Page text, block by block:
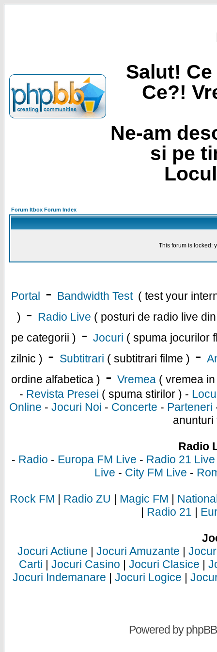
Salut!
Ce?!
Ne-am
si pe
Forum Itbox Forum Index
This forum is locked:
Portal - Bandwidth Test ( test your
) - Radio Live ( posturi de radio live
pe categorii ) - Jocuri ( spuma jocurilor
zilnic ) - Subtitrari ( subtitrari filme ) -
ordine alfabetica ) - Vremea ( vremea
- Revista Presei ( spuma stirilor ) -
Online - Jocuri Noi - Concerte - Parteneri
anunturi
Radio
- Radio - Europa FM Live - Radio 21 Live
Live - City FM Live -
Rock FM | Radio ZU | Magic FM |
| Radio 21 |
Jocuri Actiune | Jocuri Amuzante |
Carti | Jocuri Casino | Jocuri Clasice |
Jocuri Indemanare | Jocuri Logice |
Powered byphpBB